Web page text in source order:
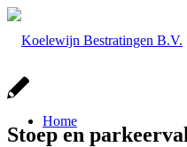
Home
Stoep en